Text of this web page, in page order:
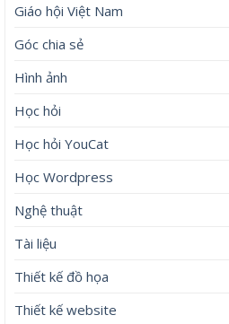
Giáo hội Việt Nam
Góc chia sẻ
Hình ảnh
Học hỏi
Học hỏi YouCat
Học Wordpress
Nghệ thuật
Tài liệu
Thiết kế đồ họa
Thiết kế website